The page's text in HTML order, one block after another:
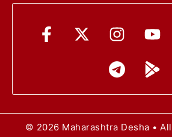
© 2026 Maharashtra Desha •